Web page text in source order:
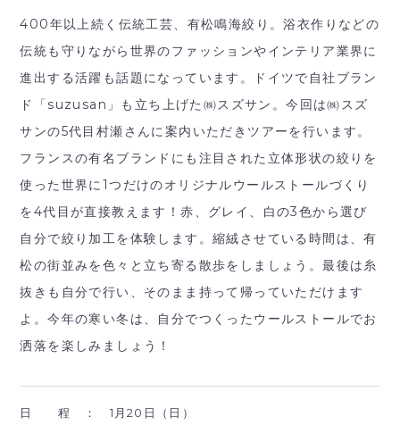
400年以上続く伝統工芸、有松鳴海絞り。浴衣作りなどの
伝統も守りながら世界のファッションやインテリア業界に
進出する活躍も話題になっています。ドイツで自社ブラン
ド「suzusan」も立ち上げた㈱スズサン。今回は㈱スズ
サンの5代目村瀬さんに案内いただきツアーを行います。
フランスの有名ブランドにも注目された立体形状の絞りを
使った世界に1つだけのオリジナルウールストールづくり
を4代目が直接教えます！赤、グレイ、白の3色から選び
自分で絞り加工を体験します。縮絨させている時間は、有
松の街並みを色々と立ち寄る散歩をしましょう。最後は糸
抜きも自分で行い、そのまま持って帰っていただけます
よ。今年の寒い冬は、自分でつくったウールストールでお
洒落を楽しみましょう！
日 程 ： 1月20日（日）